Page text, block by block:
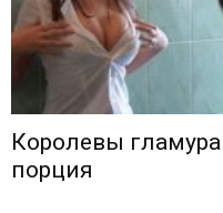
Королевы гламура
порция